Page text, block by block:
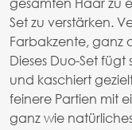
Set zu verstärken.
Farbakzente, ganz
Dieses Duo-Set
und kaschiert
feinere Partien mit
ganz wie